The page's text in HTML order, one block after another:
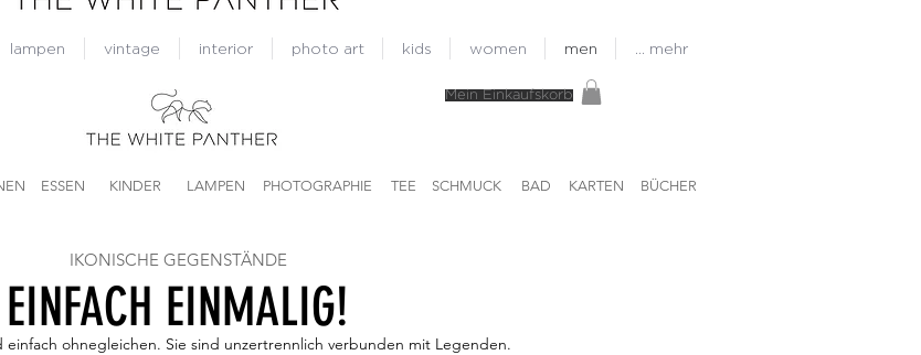
lampen vintage interior photo art kids women men ... mehr
Mein Einkaufskorb
ESSEN KINDER LAMPEN PHOTOGRAPHIE TEE SCHMUCK BAD KARTEN BÜCHER
IKONISCHE GEGENSTÄNDE
EINFACH EINMALIG!
einfach ohnegleichen. Sie sind unzertrennlich verbunden mit Legenden.